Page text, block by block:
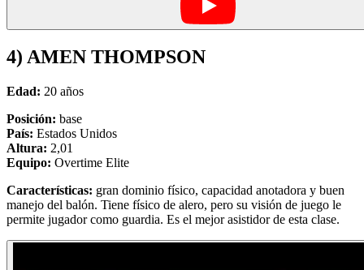
4) AMEN THOMPSON
Edad: 20 años
Posición: base
País: Estados Unidos
Altura: 2,01
Equipo: Overtime Elite
Características: gran dominio físico, capacidad anotadora y buen
manejo del balón. Tiene físico de alero, pero su visión de juego le
permite jugador como guardia. Es el mejor asistidor de esta clase.